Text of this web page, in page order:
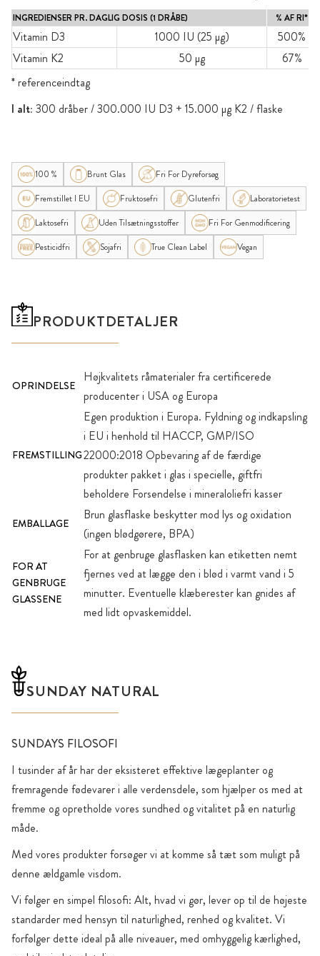
INGREDIENSER PR. DAGLIG DOSIS (1 DRÅBE) % AF RI*
Vitamin D3 1000 IU (25 µg)
500%
Vitamin K2
50 µg
67%
* referenceindtag
I alt: 300 dråber / 300.000 IU D3 + 15.000 µg K2 / flaske
100 % Brunt Glas
Fri For Dyreforsøg
Fremstillet I EU
Fruktosefri Glutenfri
Laboratorietest
Laktosefri
Uden Tilsætningsstoffer
Fri For Genmodificering
Pesticidfri
Sojafri True Clean Label Vegan
PRODUKTDETALJER
OPRINDELSE
Højkvalitets råmaterialer fra certificerede
producenter i USA og Europa
FREMSTILLING
Egen produktion i Europa. Fyldning og indkapsling
i EU i henhold til HACCP, GMP/ISO
22000:2018 Opbevaring af de færdige
produkter pakket i glas i specielle, giftfri
beholdere Forsendelse i mineraloliefri kasser
EMBALLAGE
Brun glasflaske beskytter mod lys og oxidation
(ingen blødgørere, BPA)
FOR AT
GENBRUGE
GLASSENE
For at genbruge glasflasken kan etiketten nemt
fjernes ved at lægge den i blød i varmt vand i 5
minutter. Eventuelle klæberester kan gnides af
med lidt opvaskemiddel.
SUNDAY NATURAL
SUNDAYS FILOSOFI
I tusinder af år har der eksisteret effektive lægeplanter og
fremragende fødevarer i alle verdensdele, som hjælper os med at
fremme og opretholde vores sundhed og vitalitet på en naturlig
måde.
Med vores produkter forsøger vi at komme så tæt som muligt på
denne ældgamle visdom.
Vi følger en simpel filosofi: Alt, hvad vi gør, lever op til de højeste
standarder med hensyn til naturlighed, renhed og kvalitet. Vi
forfølger dette ideal på alle niveauer, med omhyggelig kærlighed,